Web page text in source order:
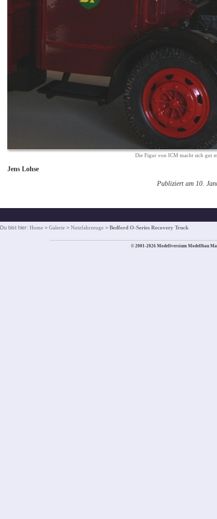
Die Figur von ICM macht sich gut
Jens Lohse
Publiziert am 10.
Du bist hier: Home > Galerie > Nutzfahrzeuge > Bedford O-Series Recovery Truck
© 2001-2026 Modellversium Modellbau